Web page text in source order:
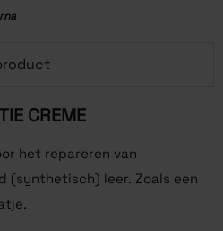
CREME
het repareren van
(synthetisch) leer. Zoals een